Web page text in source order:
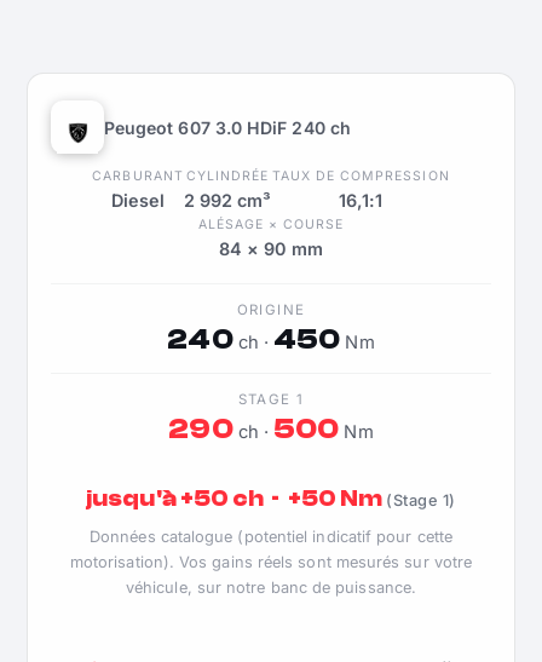
Peugeot 607 3.0 HDiF 240 ch
CARBURANT
Diesel
CYLINDRÉE
2 992 cm³
TAUX DE COMPRESSION
16,1:1
ALÉSAGE × COURSE
84 × 90 mm
ORIGINE
240ch · 450 Nm
STAGE 1
290ch · 500 Nm
jusqu'à +50 ch · +50 Nm (Stage 1)
Données catalogue (potentiel indicatif pour cette
motorisation). Vos gains réels sont mesurés sur votre
véhicule, sur notre banc de puissance.